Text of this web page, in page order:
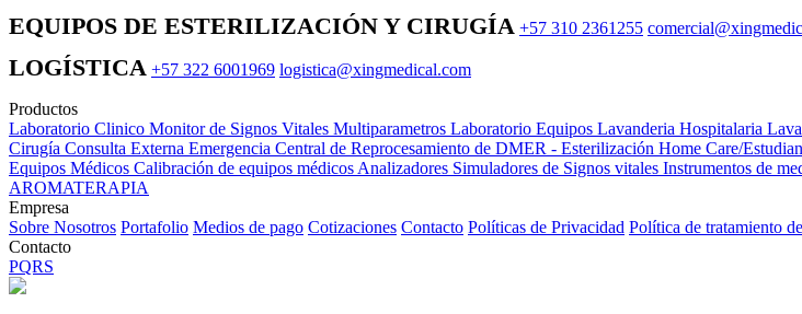
EQUIPOS DE ESTERILIZACIÓN Y CIRUGÍA +57 310 2361255
LOGÍSTICA +57 322 6001969 logistica@xingmedical.com
Productos
Laboratorio Clinico Monitor de Signos Vitales Multiparametros Laboratorio Equipos Lavanderia Hospitalaria
Cirugía Consulta Externa Emergencia Central de Reprocesamiento de DMER - Esterilización Home Care/
Equipos Médicos Calibración de equipos médicos Analizadores Simuladores de Signos vitales Instrumentos de
AROMATERAPIA
Empresa
Sobre Nosotros Portafolio Medios de pago Cotizaciones Contacto Políticas de Privacidad Política de tratamiento
Contacto
PQRS